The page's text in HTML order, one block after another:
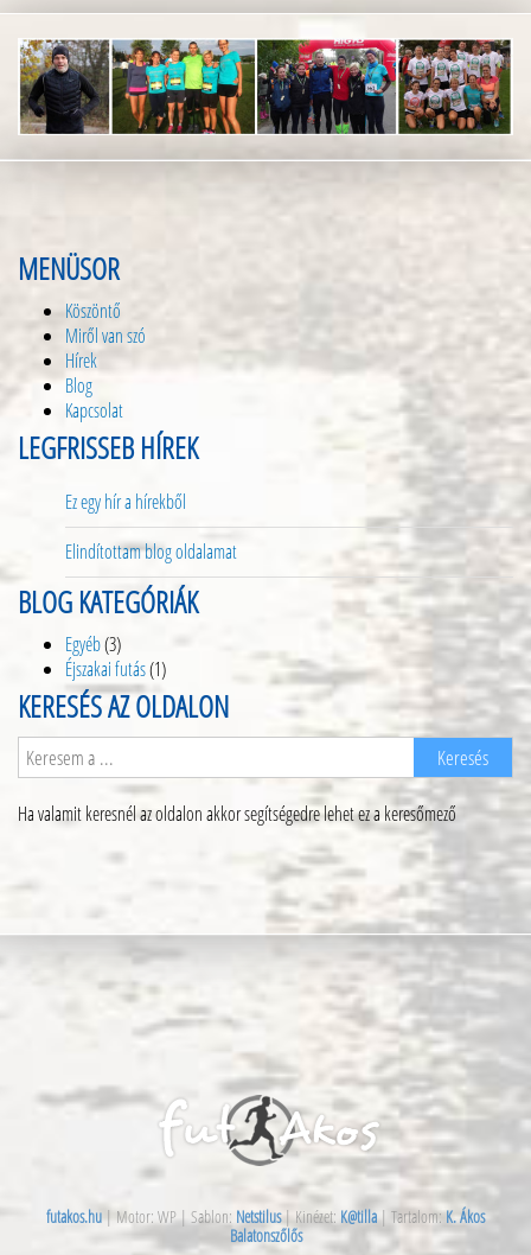
MENÜSOR
Köszöntő
Miről van szó
Hírek
Blog
Kapcsolat
LEGFRISSEB HÍREK
Ez egy hír a hírekből
Elindítottam blog oldalamat
BLOG KATEGÓRIÁK
Egyéb(3)
Éjszakai futás(1)
KERESÉS AZ OLDALON
Ha valamit keresnél az oldalon akkor segítségedre lehet ez a keresőmező
futakos.hu| Motor: WP | Sablon: Netstilus| Kinézet: K@tilla| Tartalom:K. Ákos
Balatonszőlős